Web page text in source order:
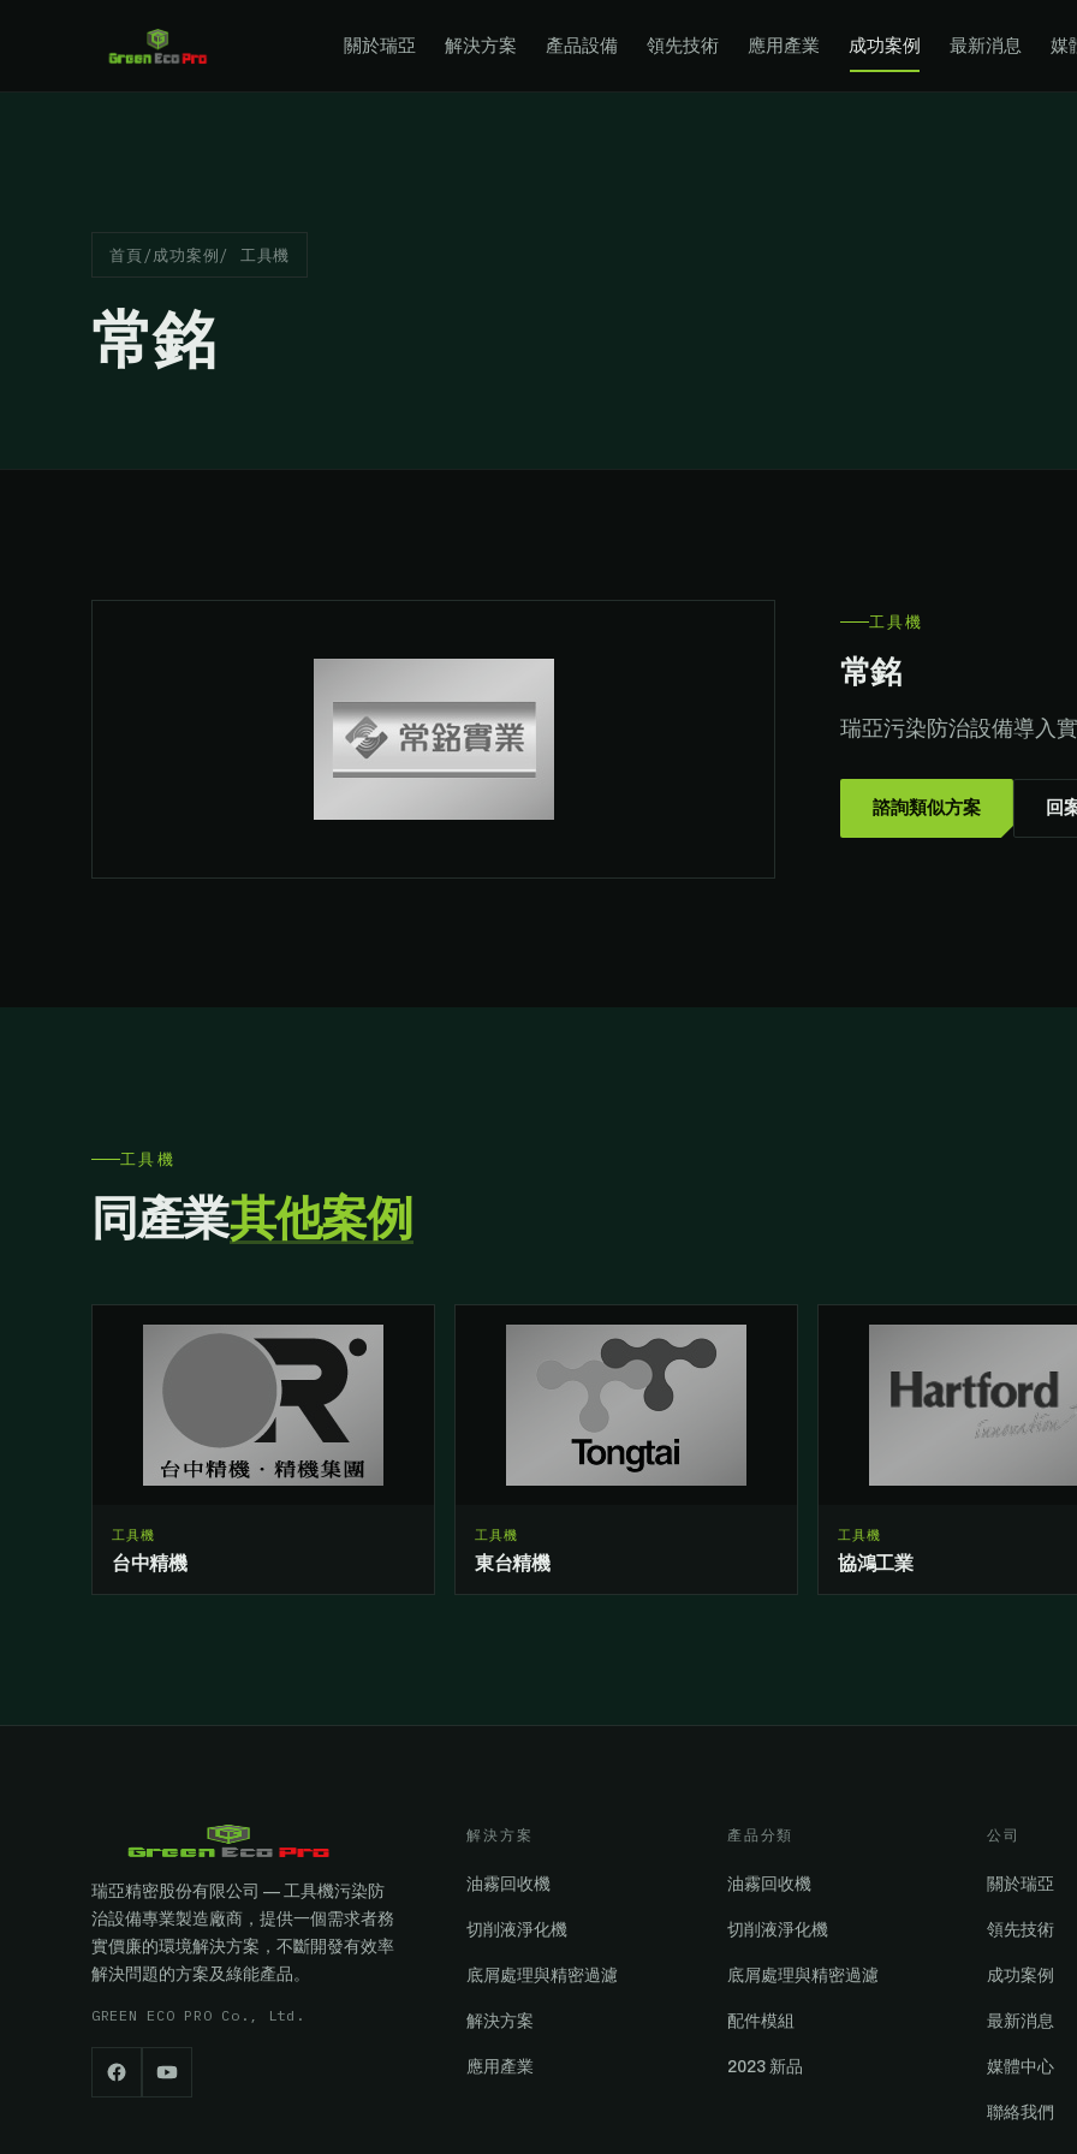
關於瑞亞 解決方案 產品設備 領先技術 應用產業 成功案例 最新消息 媒
首頁/成功案例/ 工具機
常銘
工具機
常銘
瑞亞污染防治設備導入實
諮詢類似方案 回
工具機
同產業其他案例
工具機
台中精機
工具機
東台精機
工具機
協鴻工業
瑞亞精密股份有限公司 — 工具機污染防
治設備專業製造廠商，提供一個需求者務
實價廉的環境解決方案，不斷開發有效率
解決問題的方案及綠能產品。
GREEN ECO PRO Co., Ltd.
解決方案
油霧回收機
切削液淨化機
底屑處理與精密過濾
解決方案
應用產業
產品分類
油霧回收機
切削液淨化機
底屑處理與精密過濾
配件模組
2023 新品
公司
關於瑞亞
領先技術
成功案例
最新消息
媒體中心
聯絡我們